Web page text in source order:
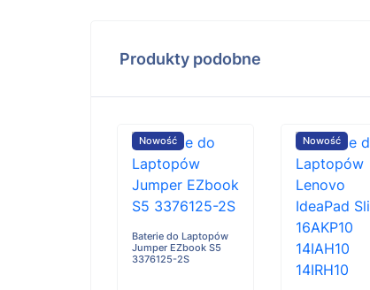
Produkty podobne
Nowość
Baterie do Laptopów
Jumper EZbook S5
3376125-2S
Nowość